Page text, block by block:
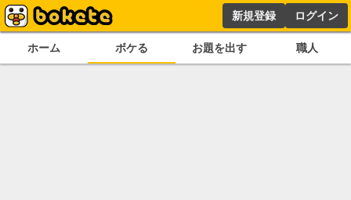
新規登録 ログイン
ホーム ボケる お題を出す 職人